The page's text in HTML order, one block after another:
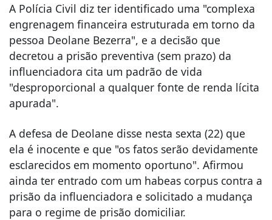
A Polícia Civil diz ter identificado uma "complexa
engrenagem financeira estruturada em torno da
pessoa Deolane Bezerra", e a decisão que
decretou a prisão preventiva (sem prazo) da
influenciadora cita um padrão de vida
"desproporcional a qualquer fonte de renda lícita
apurada".
A defesa de Deolane disse nesta sexta (22) que
ela é inocente e que "os fatos serão devidamente
esclarecidos em momento oportuno". Afirmou
ainda ter entrado com um habeas corpus contra a
prisão da influenciadora e solicitado a mudança
para o regime de prisão domiciliar.